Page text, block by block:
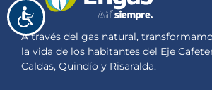
Accesibilidad
A través del gas natural,
la vida de los habitantes del Eje
Caldas, Quindío y Risaralda.